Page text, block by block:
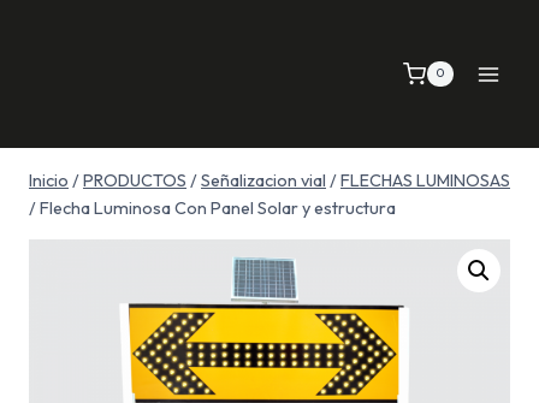
0
Inicio /PRODUCTOS /Señalizacion vial /FLECHAS LUMINOSAS
/Flecha Luminosa Con Panel Solar y estructura